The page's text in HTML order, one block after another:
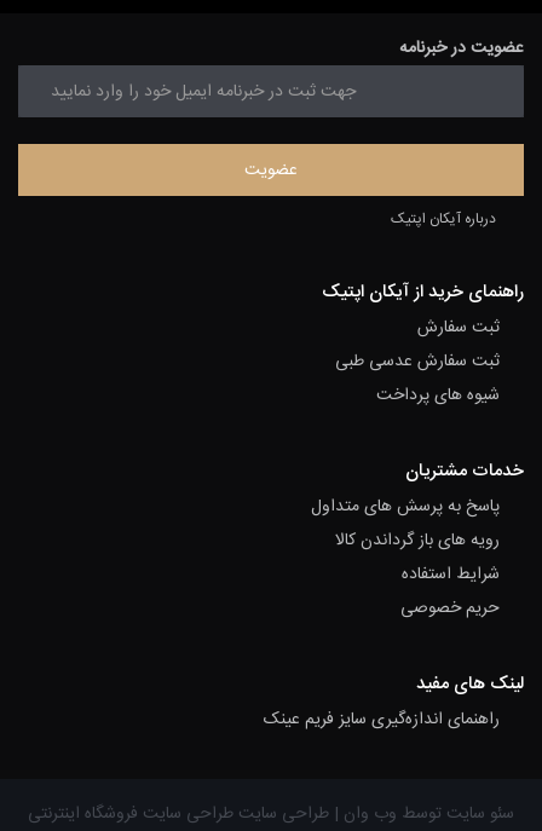
عضویت در خبرنامه
درباره آیکان اپتیک
راهنمای خرید از آیکان اپتیک
ثبت سفارش
ثبت سفارش عدسی طبی
شیوه های پرداخت
خدمات مشتریان
پاسخ به پرسش های متداول
رویه های باز گرداندن کالا
شرایط استفاده
حریم خصوصی
لینک های مفید
راهنمای اندازه‌گیری سایز فریم عینک
سئو سایت توسط وب وان | طراحی سایت طراحی سایت فروشگاه اینترنتی